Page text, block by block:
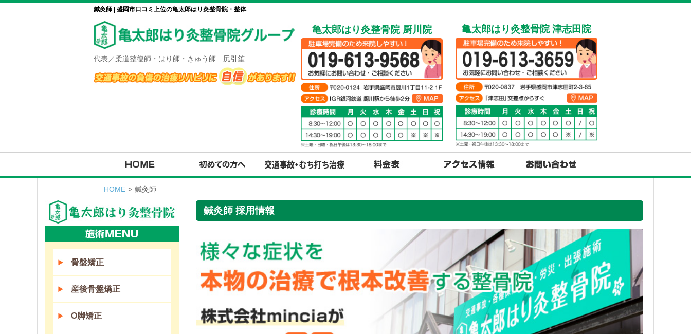
鍼灸師 | 盛岡市口コミ上位の亀太郎はり灸整骨院・整体
代表／柔道整復師・はり師・きゅう師 尻引笙
亀太郎はり灸整骨院 厨川院 亀太郎はり灸整骨院 津志田院
HOME > 鍼灸師
鍼灸師 採用情報
骨盤矯正
産後骨盤矯正
O脚矯正